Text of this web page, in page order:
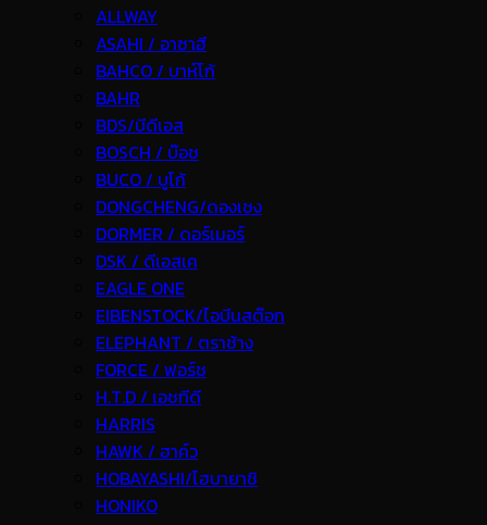
ALLWAY
ASAHI / อาซาฮี
BAHCO / บาห์โก้
BAHR
BDS/บีดีเอส
BOSCH / บ๊อช
BUCO / บูโก้
DONGCHENG/ดองเชง
DORMER / ดอร์เมอร์
DSK / ดีเอสเค
EAGLE ONE
EIBENSTOCK/ไอบีนสต๊อก
ELEPHANT / ตราช้าง
FORCE / ฟอร์ช
H.T.D / เอชทีดี
HARRIS
HAWK / ฮาค์ว
HOBAYASHI/โฮบายาชิ
HONIKO